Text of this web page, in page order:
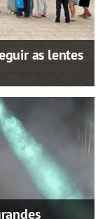
as lentes